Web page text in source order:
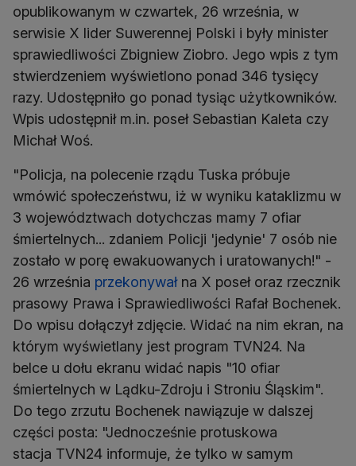
opublikowanym w czwartek, 26 września, w
serwisie X lider Suwerennej Polski i były minister
sprawiedliwości Zbigniew Ziobro. Jego wpis z tym
stwierdzeniem wyświetlono ponad 346 tysięcy
razy. Udostępniło go ponad tysiąc użytkowników.
Wpis udostępnił m.in. poseł Sebastian Kaleta czy
Michał Woś.
"Policja, na polecenie rządu Tuska próbuje
wmówić społeczeństwu, iż w wyniku kataklizmu w
3 województwach dotychczas mamy 7 ofiar
śmiertelnych... zdaniem Policji 'jedynie' 7 osób nie
zostało w porę ewakuowanych i uratowanych!" -
26 września przekonywałna X poseł oraz rzecznik
prasowy Prawa i Sprawiedliwości Rafał Bochenek.
Do wpisu dołączył zdjęcie. Widać na nim ekran, na
którym wyświetlany jest program TVN24. Na
belce u dołu ekranu widać napis "10 ofiar
śmiertelnych w Lądku-Zdroju i Stroniu Śląskim".
Do tego zrzutu Bochenek nawiązuje w dalszej
części posta: "Jednocześnie protuskowa
stacja TVN24 informuje, że tylko w samym